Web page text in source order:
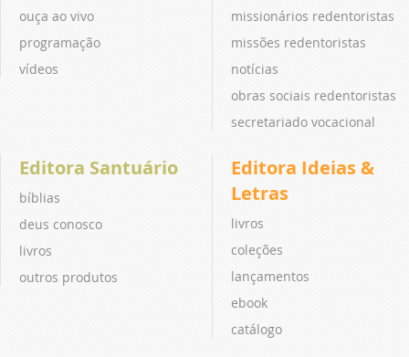
ouça ao vivo
programação
vídeos
missionários redentoristas
missões redentoristas
notícias
obras sociais redentoristas
secretariado vocacional
Editora Santuário
bíblias
deus conosco
livros
outros produtos
Editora Ideias &
Letras
livros
coleções
lançamentos
ebook
catálogo